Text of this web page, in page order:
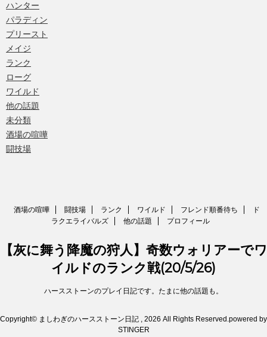
ハンター
パラディン
プリースト
メイジ
ランク
ローグ
ワイルド
他の話題
未分類
酒場の喧嘩
闘技場
酒場の喧嘩 闘技場 ランク ワイルド フレンド順番待ち
ド
ラクエライバルズ
他の話題 プロフィール
【灰に舞う降魔の狩人】奇数ウォリアーでワ
イルドのランク戦(20/5/26)
ハースストーンのプレイ日記です。たまに他の話題も。
Copyright© ましわぎのハースストーン日記 , 2026 All Rights Reserved.powered by
STINGER